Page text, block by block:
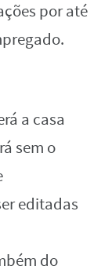
por até
a casa
sem o
editadas
do